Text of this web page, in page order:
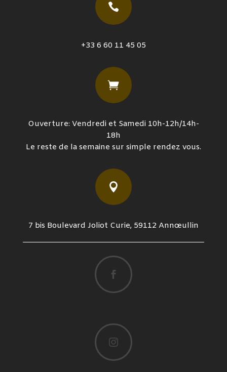

+33 6 60 11 45 05

Ouverture: Vendredi et Samedi 10h-12h/14h-
18h
Le reste de la semaine sur simple rendez vous.

7 bis Boulevard Joliot Curie, 59112 Annœullin

